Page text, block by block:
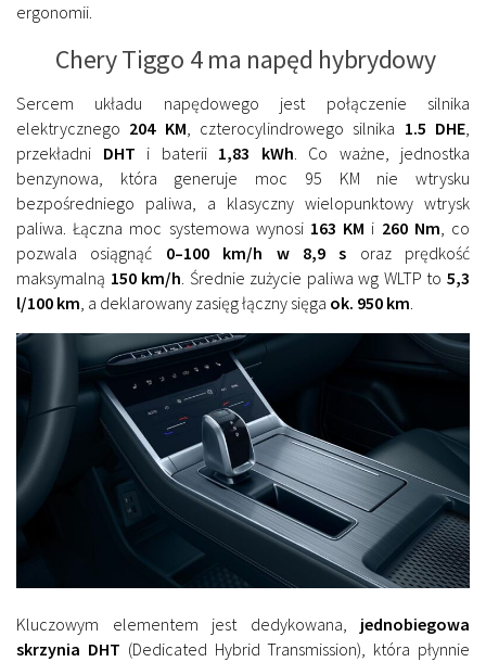
ergonomii.
Chery Tiggo 4 ma napęd hybrydowy
Sercem układu napędowego jest połączenie silnika
elektrycznego 204 KM, czterocylindrowego silnika 1.5 DHE,
przekładni DHT i baterii 1,83 kWh. Co ważne, jednostka
benzynowa, która generuje moc 95 KM nie wtrysku
bezpośredniego paliwa, a klasyczny wielopunktowy wtrysk
paliwa. Łączna moc systemowa wynosi 163 KM i 260 Nm, co
pozwala osiągnąć 0–100 km/h w 8,9 s oraz prędkość
maksymalną 150 km/h. Średnie zużycie paliwa wg WLTP to5,3
l/100 km, a deklarowany zasięg łączny sięga ok. 950 km.
Kluczowym elementem jest dedykowana, jednobiegowa
skrzynia DHT (Dedicated Hybrid Transmission), która płynnie